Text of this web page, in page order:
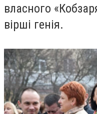
власного
вірші генія.